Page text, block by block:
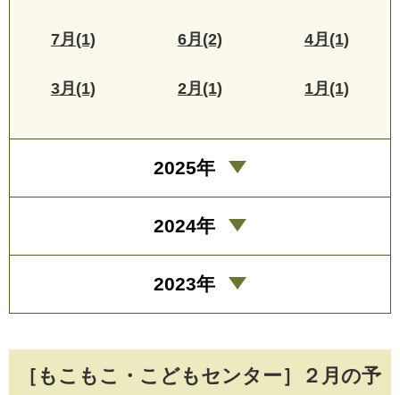
［もこもこ・こどもセンター］２月の予
7月(1) 6月(2) 4月(1)
3月(1) 2月(1) 1月(1)
2025年
2024年
2023年